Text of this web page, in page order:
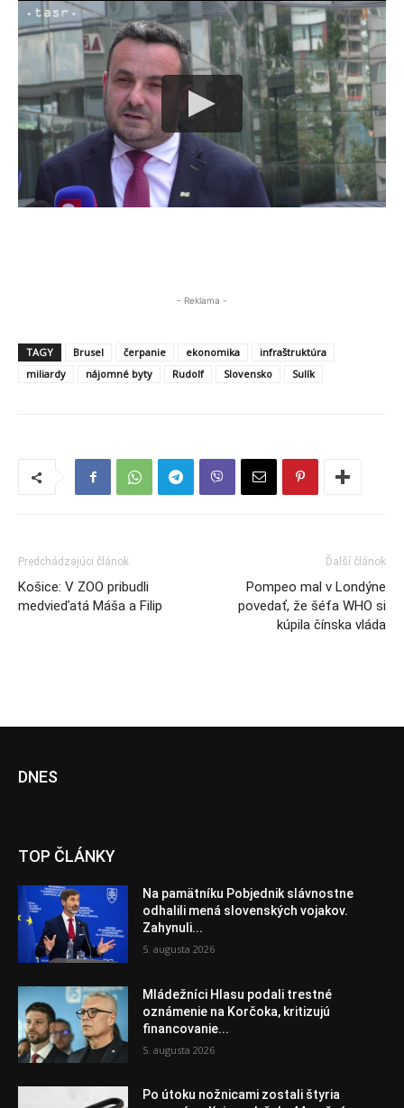
- Reklama -
TAGY Brusel čerpanie ekonomika
infraštruktúra
miliardy
nájomné byty Rudolf Slovensko Sulík
Predchádzajúci článok
Košice: V ZOO pribudli
medvieďatá Máša a Filip
Ďalší článok
Pompeo mal v Londýne
povedať, že šéfa WHO si
kúpila čínska vláda
DNES
TOP ČLÁNKY
Na pamätníku Pobjednik slávnostne
odhalili mená slovenských vojakov.
Zahynuli...
5. augusta 2026
Mládežníci Hlasu podali trestné
oznámenie na Korčoka, kritizujú
financovanie...
5. augusta 2026
Po útoku nožnicami zostali štyria